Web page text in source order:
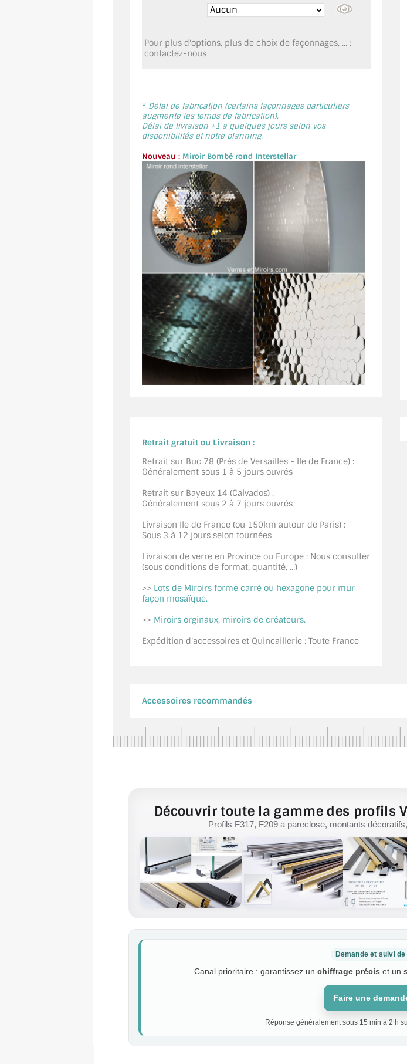
Pour plus d'options, plus de choix de façonnages, ... :
contactez-nous
* Délai de fabrication (certains façonnages particuliers
augmente les temps de fabrication).
Délai de livraison +1 a quelques jours selon vos
disponibilités et notre planning.
Nouveau : Miroir Bombé rond Interstellar
Retrait gratuit ou Livraison :
Retrait sur Buc 78 (Près de Versailles - Ile de France) :
Généralement sous 1 à 5 jours ouvrés
Retrait sur Bayeux 14 (Calvados) :
Généralement sous 2 à 7 jours ouvrés
Livraison Ile de France (ou 150km autour de Paris) :
Sous 3 à 12 jours selon tournées
Livraison de verre en Province ou Europe : Nous consulter
(sous conditions de format, quantité, ...)
>> Lots de Miroirs forme carré ou hexagone pour mur
façon mosaïque.
>> Miroirs orginaux, miroirs de créateurs.
Expédition d'accessoires et Quincaillerie : Toute France
Accessoires recommandés
Découvrir toute la gamme des profils
Profils F317, F209 a pareclose, montants
Demande et suivi
Canal prioritaire : garantissez un chiffrage précis et un
Faire une
Réponse généralement sous 15 min à 2 h